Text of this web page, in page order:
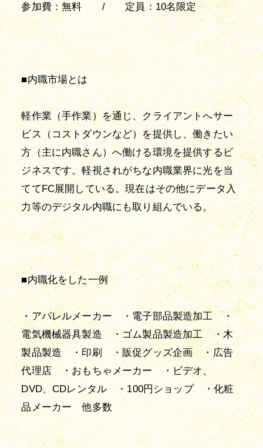
参加費：無料　　/　　定員：10名限定
■内職市場とは
軽作業（手作業）を通じ、クライアントへサー
ビス（コストダウンなど）を提供し、働きたい
方（主に内職さん）へ働ける環境を提供するビ
ジネスです。軽視されがちな内職業界に光を当
ててFC展開している。現在はその他にデータ入
力等のデジタル内職にも取り組んでいる。
■内職化をした一例
・アパレルメーカー　・電子部品製造加工　・
電気機械器具製造　・ゴム製品製造加工　・木
製品製造　・印刷　・販促グッズ企画　・広告
代理店　・おもちゃメーカー　・ビデオ、
DVD、CDレンタル　・100円ショップ　・化粧
品メーカー　他多数